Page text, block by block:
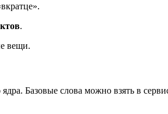
.
вещи.
Базовые слова можно взять в